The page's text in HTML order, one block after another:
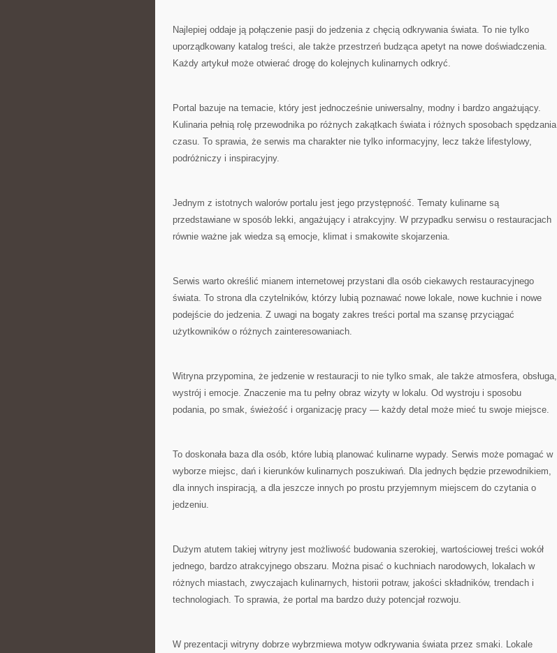
Najlepiej oddaje ją połączenie pasji do jedzenia z chęcią odkrywania świata. To nie tylko
uporządkowany katalog treści, ale także przestrzeń budząca apetyt na nowe doświadczenia.
Każdy artykuł może otwierać drogę do kolejnych kulinarnych odkryć.
Portal bazuje na temacie, który jest jednocześnie uniwersalny, modny i bardzo angażujący.
Kulinaria pełnią rolę przewodnika po różnych zakątkach świata i różnych sposobach spędzania
czasu. To sprawia, że serwis ma charakter nie tylko informacyjny, lecz także lifestylowy,
podróżniczy i inspiracyjny.
Jednym z istotnych walorów portalu jest jego przystępność. Tematy kulinarne są
przedstawiane w sposób lekki, angażujący i atrakcyjny. W przypadku serwisu o restauracjach
równie ważne jak wiedza są emocje, klimat i smakowite skojarzenia.
Serwis warto określić mianem internetowej przystani dla osób ciekawych restauracyjnego
świata. To strona dla czytelników, którzy lubią poznawać nowe lokale, nowe kuchnie i nowe
podejście do jedzenia. Z uwagi na bogaty zakres treści portal ma szansę przyciągać
użytkowników o różnych zainteresowaniach.
Witryna przypomina, że jedzenie w restauracji to nie tylko smak, ale także atmosfera, obsługa,
wystrój i emocje. Znaczenie ma tu pełny obraz wizyty w lokalu. Od wystroju i sposobu
podania, po smak, świeżość i organizację pracy — każdy detal może mieć tu swoje miejsce.
To doskonała baza dla osób, które lubią planować kulinarne wypady. Serwis może pomagać w
wyborze miejsc, dań i kierunków kulinarnych poszukiwań. Dla jednych będzie przewodnikiem,
dla innych inspiracją, a dla jeszcze innych po prostu przyjemnym miejscem do czytania o
jedzeniu.
Dużym atutem takiej witryny jest możliwość budowania szerokiej, wartościowej treści wokół
jednego, bardzo atrakcyjnego obszaru. Można pisać o kuchniach narodowych, lokalach w
różnych miastach, zwyczajach kulinarnych, historii potraw, jakości składników, trendach i
technologiach. To sprawia, że portal ma bardzo duży potencjał rozwoju.
W prezentacji witryny dobrze wybrzmiewa motyw odkrywania świata przez smaki. Lokale